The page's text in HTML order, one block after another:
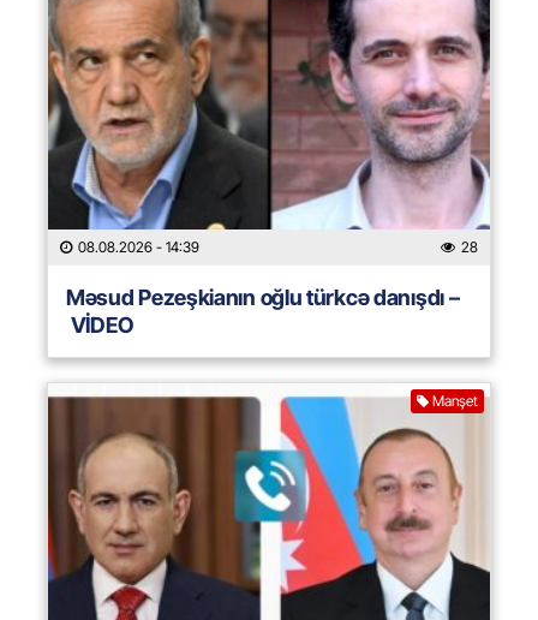
08.08.2026 - 14:39 28
Məsud Pezeşkianın oğlu türkcə danışdı –
VİDEO
Manşet